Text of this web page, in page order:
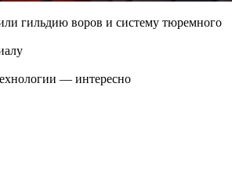
гильдию воров и систему тюремного
— интересно